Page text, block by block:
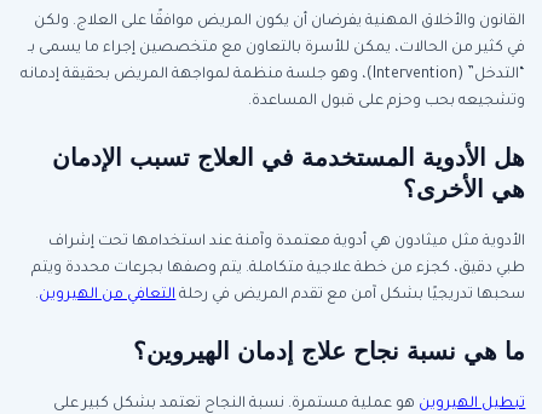
القانون والأخلاق المهنية يفرضان أن يكون المريض موافقًا على العلاج. ولكن
في كثير من الحالات، يمكن للأسرة بالتعاون مع متخصصين إجراء ما يسمى بـ
“التدخل” (Intervention)، وهو جلسة منظمة لمواجهة المريض بحقيقة إدمانه
وتشجيعه بحب وحزم على قبول المساعدة.
هل الأدوية المستخدمة في العلاج تسبب الإدمان
هي الأخرى؟
الأدوية مثل ميثادون هي أدوية معتمدة وآمنة عند استخدامها تحت إشراف
طبي دقيق، كجزء من خطة علاجية متكاملة. يتم وصفها بجرعات محددة ويتم
سحبها تدريجيًا بشكل آمن مع تقدم المريض في رحلةالتعافي من الهيروين.
ما هي نسبة نجاح علاج إدمان الهيروين؟
تبطيل الهيروين هو عملية مستمرة. نسبة النجاح تعتمد بشكل كبير على